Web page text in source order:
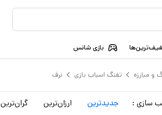
بازی شانس
و مبارزه تفنگ اسباب بازی نرف
سازی : جدید‌ترین ارزان‌ترین گران‌ترین